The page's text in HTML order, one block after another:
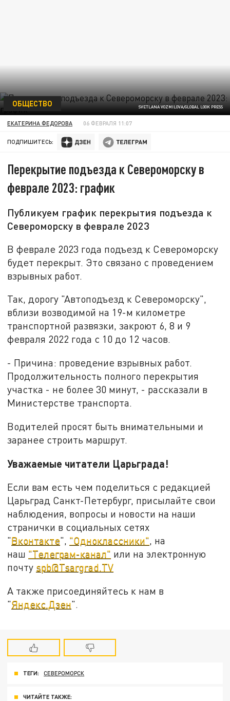
SVETLANA VOZMILOVA/GLOBAL LOOK PRESS
ОБЩЕСТВО
ЕКАТЕРИНА ФЕДОРОВА 06 ФЕВРАЛЯ 11:07
ПОДПИШИТЕСЬ:
Перекрытие подъезда к Североморску в
феврале 2023: график
Публикуем график перекрытия подъезда к
Североморску в феврале 2023
В феврале 2023 года подъезд к Североморску
будет перекрыт. Это связано с проведением
взрывных работ.
Так, дорогу "Автоподъезд к Североморску",
вблизи возводимой на 19-м километре
транспортной развязки, закроют 6, 8 и 9
февраля 2022 года с 10 до 12 часов.
- Причина: проведение взрывных работ.
Продолжительность полного перекрытия
участка - не более 30 минут, - рассказали в
Министерстве транспорта.
Водителей просят быть внимательными и
заранее строить маршрут.
Уважаемые читатели Царьграда!
Если вам есть чем поделиться с редакцией
Царьград Санкт-Петербург, присылайте свои
наблюдения, вопросы и новости на наши
странички в социальных сетях
"Вконтакте", "Одноклассники", на
наш "Телеграм-канал" или на электронную
почту spb@Tsargrad.TV
А также присоединяйтесь к нам в
"Яндекс.Дзен".
ТЕГИ: СЕВЕРОМОРСК
ЧИТАЙТЕ ТАКЖЕ: